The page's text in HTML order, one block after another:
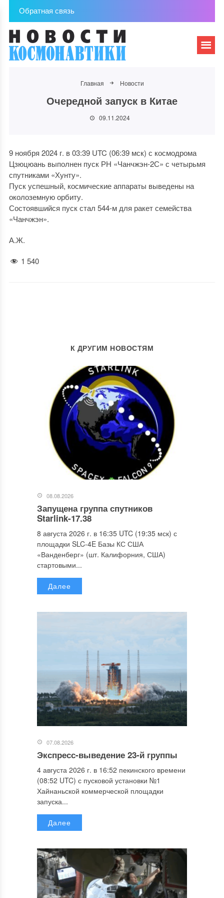
Обратная связь
Главная Новости
Очередной запуск в Китае
09.11.2024
9 ноября 2024 г. в 03:39 UTC (06:39 мск) с космодрома
Цзюцюань выполнен пуск РН «Чанчжэн-2С» с четырьмя
спутниками «Хунту».
Пуск успешный, космические аппараты выведены на
околоземную орбиту.
Состоявшийся пуск стал 544-м для ракет семейства
«Чанчжэн».
А.Ж.
1 540
К ДРУГИМ НОВОСТЯМ
08.08.2026
Запущена группа спутников
Starlink-17.38
8 августа 2026 г. в 16:35 UTC (19:35 мск) с
площадки SLC-4E Базы КС США
«Ванденберг» (шт. Калифорния, США)
стартовыми...
Далее
07.08.2026
Экспресс-выведение 23-й группы
4 августа 2026 г. в 16:52 пекинского времени
(08:52 UTC) с пусковой установки №1
Хайнаньской коммерческой площадки
запуска...
Далее